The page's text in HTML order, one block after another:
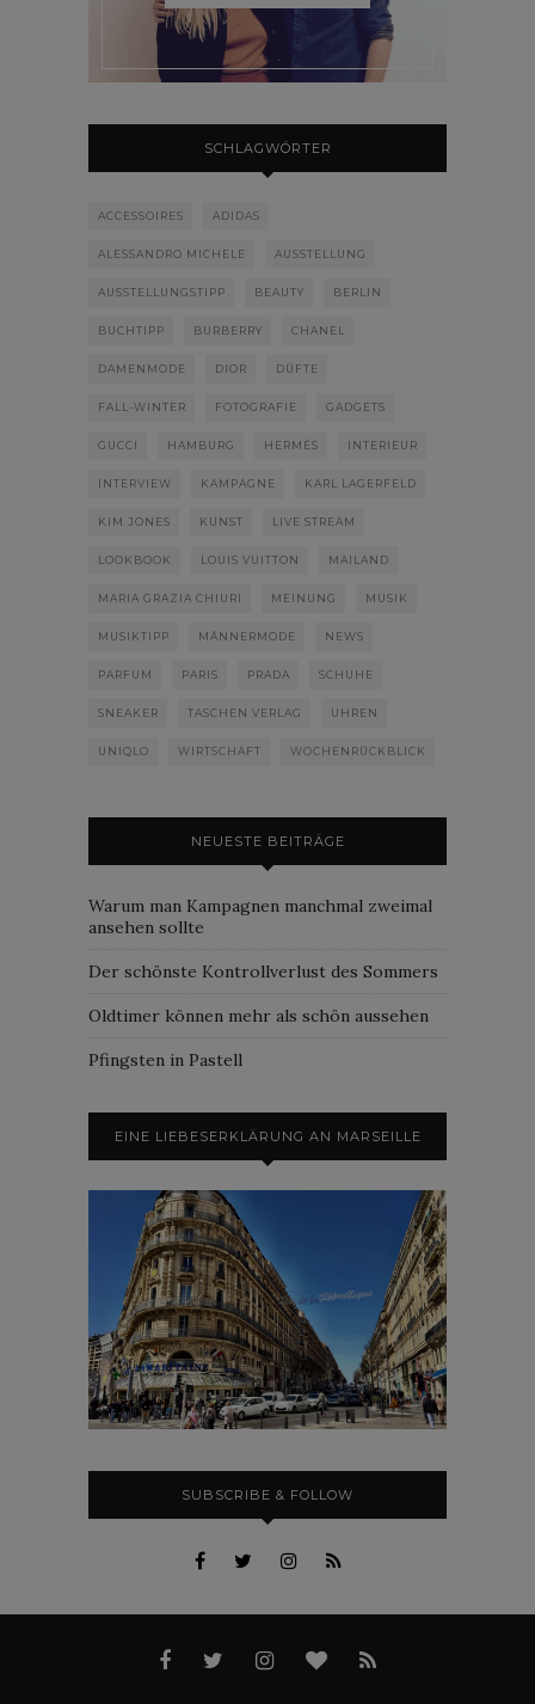
SCHLAGWÖRTER
ACCESSOIRES ADIDAS
ALESSANDRO MICHELE AUSSTELLUNG
AUSSTELLUNGSTIPP BEAUTY BERLIN
BUCHTIPP BURBERRY CHANEL
DAMENMODE DIOR DÜFTE
FALL-WINTER FOTOGRAFIE GADGETS
GUCCI HAMBURG HERMÈS INTERIEUR
INTERVIEW KAMPAGNE KARL LAGERFELD
KIM JONES KUNST LIVE STREAM
LOOKBOOK LOUIS VUITTON MAILAND
MARIA GRAZIA CHIURI MEINUNG MUSIK
MUSIKTIPP MÄNNERMODE NEWS
PARFUM PARIS PRADA SCHUHE
SNEAKER TASCHEN VERLAG UHREN
UNIQLO WIRTSCHAFT WOCHENRÜCKBLICK
NEUESTE BEITRÄGE
Warum man Kampagnen manchmal zweimal
ansehen sollte
Der schönste Kontrollverlust des Sommers
Oldtimer können mehr als schön aussehen
Pfingsten in Pastell
EINE LIEBESERKLÄRUNG AN MARSEILLE
SUBSCRIBE & FOLLOW